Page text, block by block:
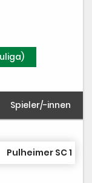
Spieler/-innen
Pulheimer SC 1